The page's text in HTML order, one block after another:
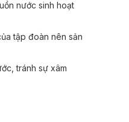
nước sinh hoạt
tập đoàn nên sản
tránh sự xâm